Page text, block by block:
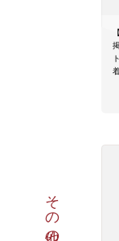
その他の商品